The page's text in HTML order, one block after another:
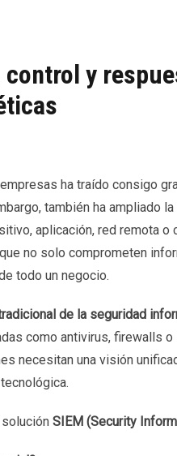
y
ha traído consigo
también ha ampliado
aplicación, red remota o
no solo comprometen
todo un negocio.
de la seguridad
como antivirus, firewalls
necesitan una visión
soluciónSIEM (Security